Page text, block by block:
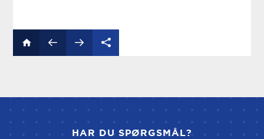
HAR DU SPØRGSMÅL?